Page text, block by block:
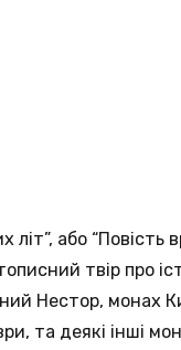
літ”, або “Повість
твір про
Нестор, монах
та деякі інші